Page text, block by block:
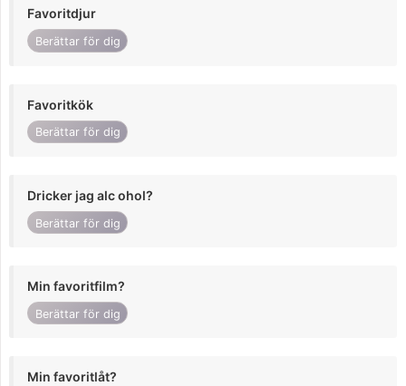
Favoritdjur
Berättar för dig
Favoritkök
Berättar för dig
Dricker jag alc ohol?
Berättar för dig
Min favoritfilm?
Berättar för dig
Min favoritlåt?